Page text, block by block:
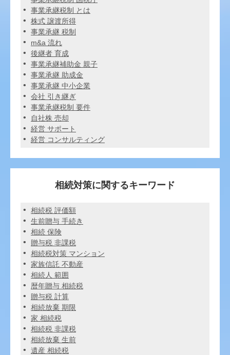
事業承継税制 とは
株式 譲渡所得
事業承継 税制
m&a 流れ
後継者 育成
事業承継補助金 親子
事業承継 助成金
事業承継 中小企業
会社 引き継ぎ
事業承継税制 要件
自社株 売却
経営 サポート
経営 コンサルティング
相続対策に関するキーワード
相続税 評価額
生前贈与 手続き
相続 保険
贈与税 非課税
相続税対策 マンション
家族信託 不動産
相続人 範囲
暦年贈与 相続税
贈与税 計算
相続放棄 期限
家 相続税
相続税 非課税
相続放棄 生前
遺産 相続税